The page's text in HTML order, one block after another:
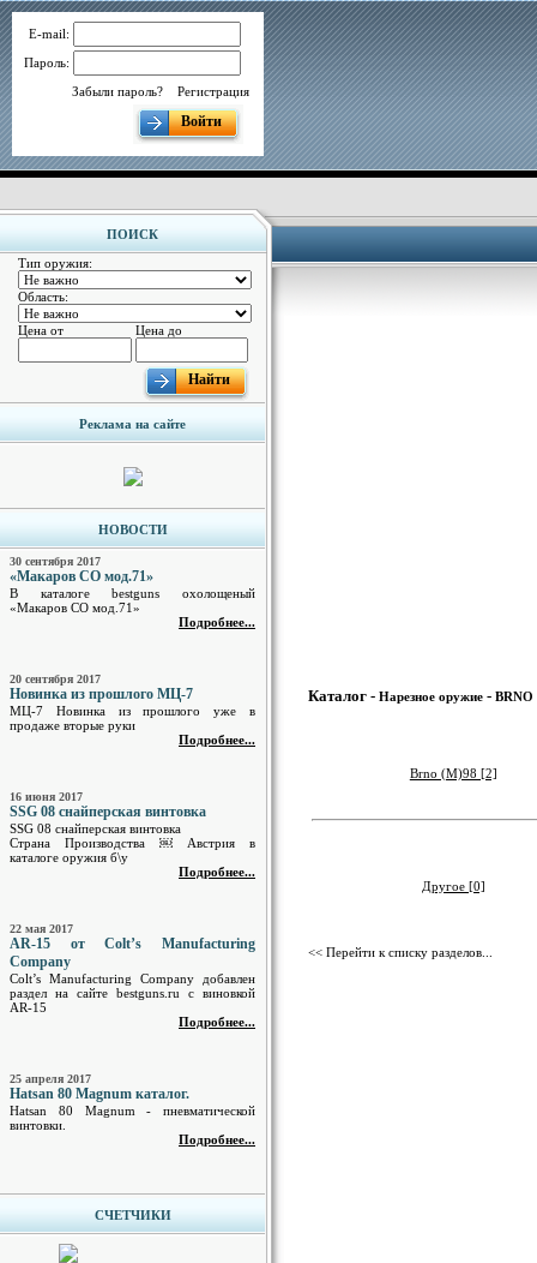
E-mail:
Пароль:
Забыли пароль?
Регистрация
Войти
ПОИСК
Тип оружия:
Область:
Цена от Цена до
Найти
Реклама на сайте
НОВОСТИ
30 сентября 2017
«Макаров СО мод.71»
В каталоге bestguns охолощеный
«Макаров СО мод.71»
Подробнее...
20 сентября 2017
Новинка из прошлого МЦ-7
МЦ-7 Новинка из прошлого уже в
продаже вторые руки
Подробнее...
16 июня 2017
SSG 08 снайперская винтовка
SSG 08 снайперская винтовка
Страна Производства ￼ Австрия в
каталоге оружия б\у
Подробнее...
22 мая 2017
AR-15 от Colt’s Manufacturing
Company
Colt’s Manufacturing Company добавлен
раздел на сайте bestguns.ru с виновкой
AR-15
Подробнее...
25 апреля 2017
Hatsan 80 Magnum каталог.
Hatsan 80 Magnum - пневматической
винтовки.
Подробнее...
СЧЕТЧИКИ
Каталог - Нарезное оружие - BRNO
Brno (M)98 [2]
Другое [0]
<< Перейти к списку разделов...